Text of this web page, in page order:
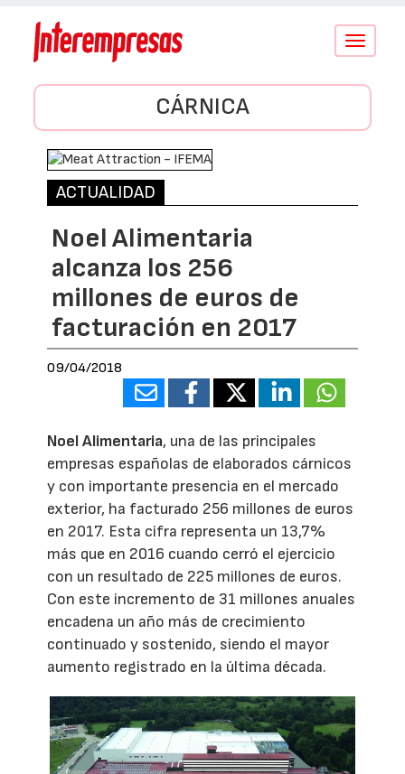
Conmutar
CÁRNICA
ACTUALIDAD
Noel Alimentaria
alcanza los 256
millones de euros de
facturación en 2017
09/04/2018
Noel Alimentaria, una de las principales
empresas españolas de elaborados cárnicos
y con importante presencia en el mercado
exterior, ha facturado 256 millones de euros
en 2017. Esta cifra representa un 13,7%
más que en 2016 cuando cerró el ejercicio
con un resultado de 225 millones de euros.
Con este incremento de 31 millones anuales
encadena un año más de crecimiento
continuado y sostenido, siendo el mayor
aumento registrado en la última década.